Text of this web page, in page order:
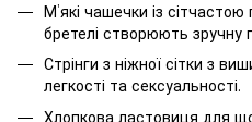
М’які чашечки із
бретелі створюють зручну
Стрінги з ніжної сітки з
легкості та сексуальності.
Хлопкова ластовиця для